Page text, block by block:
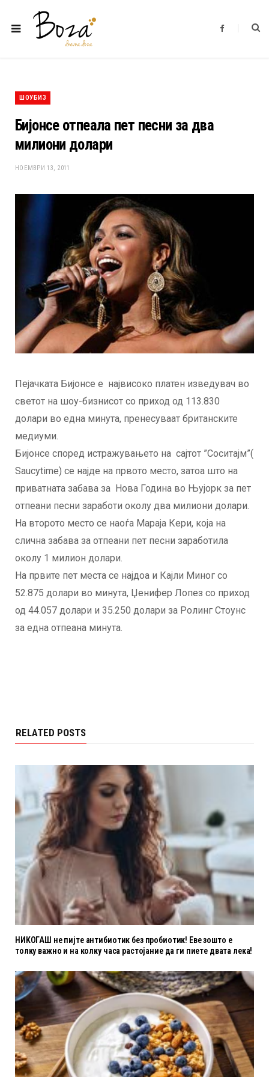
F
b
ШОУБИЗ
Бијонсе отпеала пет песни за два
милиони долари
НОЕМВРИ 13, 2011
Пејачката Бијонсе е највисоко платен изведувач во
светот на шоу-бизнисот со приход од 113.830
долари во една минута, пренесуваат британските
медиуми.
Бијонсе според истражувањето на сајтот ”Соситајм”(
Saucytime) се најде на првото место, затоа што на
приватната забава за Нова Година во Њујорк за пет
отпеани песни заработи околу два милиони долари.
На второто место се наоѓа Мараја Кери, која на
слична забава за отпеани пет песни заработила
околу 1 милион долари.
На првите пет места се најдоа и Кајли Миног со
52.875 долари во минута, Џенифер Лопез со приход
од 44.057 долари и 35.250 долари за Ролинг Стоунс
за една отпеана минута.
RELATED POSTS
НИКОГАШ не пијте антибиотик без пробиотик! Еве зошто е
толку важно и на колку часа растојание да ги пиете двата лека!